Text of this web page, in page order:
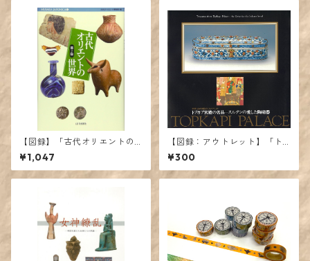
【図録】「古代オリエントの
世界」第2版2刷
¥1,047
【図録：アウトレット】「ト
プカプ宮殿の名品ースルタン
の愛した陶磁器」展カタログ
¥300